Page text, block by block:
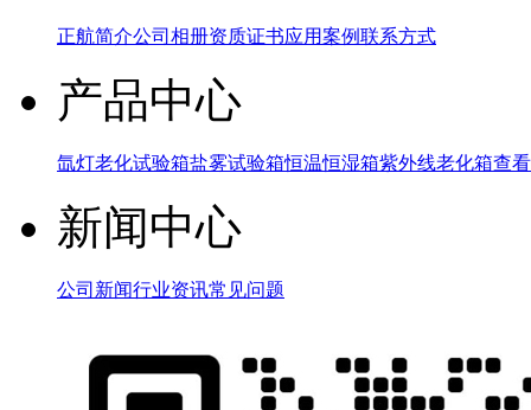
正航简介公司相册资质证书应用案例联系方式
产品中心
氙灯老化试验箱盐雾试验箱恒温恒湿箱紫外线老化箱查
新闻中心
公司新闻行业资讯常见问题